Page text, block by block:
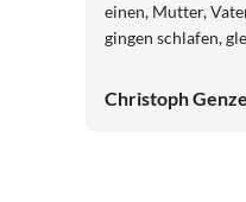
einen, Mutter,
gingen schlafen,
sehr. Diesmal gings nicht hoch zum Berg, denn mit
unserm kleinen
Christoph